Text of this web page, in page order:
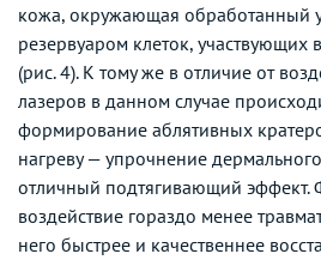
кожа, окружающая обработанный
резервуаром клеток, участвующих
(рис. 4). К тому же в отличие от
лазеров в данном случае
формирование аблятивных
нагреву — упрочнение
отличный подтягивающий эффект.
воздействие гораздо менее
него быстрее и качественнее